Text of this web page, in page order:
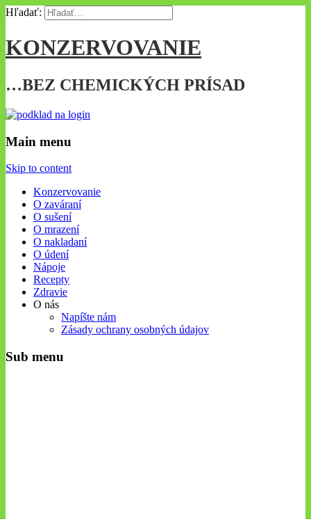
Hľadať:
KONZERVOVANIE
…BEZ CHEMICKÝCH PRÍSAD
Main menu
Skip to content
Konzervovanie
O zaváraní
O sušení
O mrazení
O nakladaní
O údení
Nápoje
Recepty
Zdravie
O nás
Napíšte nám
Zásady ochrany osobných údajov
Sub menu